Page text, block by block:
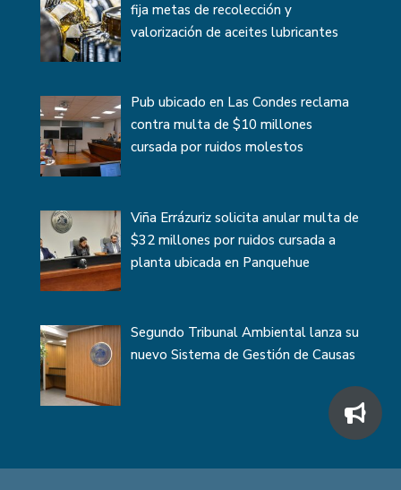
fija metas de recolección y
valorización de aceites lubricantes
Pub ubicado en Las Condes reclama
contra multa de $10 millones
cursada por ruidos molestos
Viña Errázuriz solicita anular multa de
$32 millones por ruidos cursada a
planta ubicada en Panquehue
Segundo Tribunal Ambiental lanza su
nuevo Sistema de Gestión de Causas